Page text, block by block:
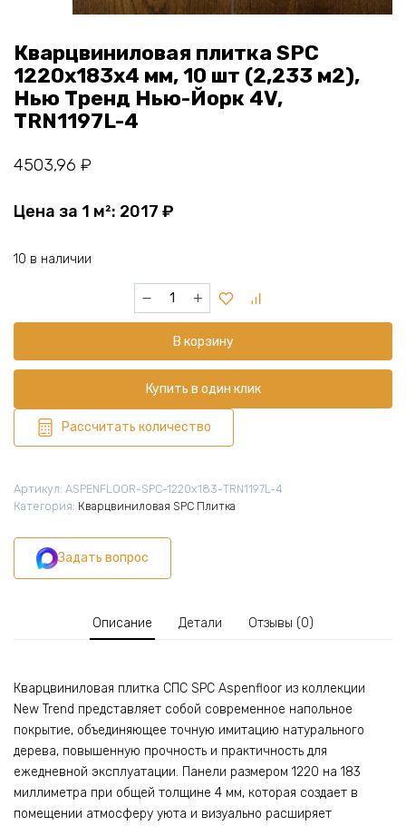
Кварцвиниловая плитка SPC
1220х183х4 мм, 10 шт (2,233 м2),
Нью Тренд Нью-Йорк 4V,
TRN1197L-4
4503,96 ₽
Цена за 1 м²: 2017 ₽
10 в наличии
Количество
товара
плитка
SPC
1220х183х4
мм,
10
шт
м2),
Нью
Нью-
Йорк
4V,
В корзину
Купить в один клик
Рассчитать количество
Артикул: ASPENFLOOR-SPC-1220х183-TRN1197L-4
Категория: Кварцвиниловая SPC Плитка
Задать вопрос
Описание Детали Отзывы (0)
Кварцвиниловая плитка СПС SPC Aspenfloor из коллекции
New Trend представляет собой современное напольное
покрытие, объединяющее точную имитацию натурального
дерева, повышенную прочность и практичность для
ежедневной эксплуатации. Панели размером 1220 на 183
миллиметра при общей толщине 4 мм, которая создает в
помещении атмосферу уюта и визуально расширяет